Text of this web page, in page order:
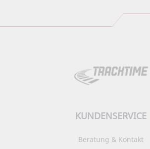
KUNDENSERVICE
Beratung & Kontakt